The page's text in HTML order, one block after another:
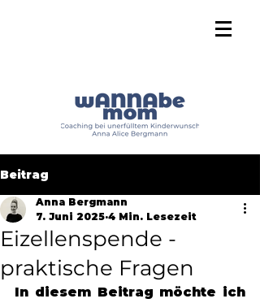
Beitrag
Eizellenspende -
praktische Fragen
Anna Bergmann
7. Juni 2025 4 Min. Lesezeit
In diesem Beitrag möchte ich